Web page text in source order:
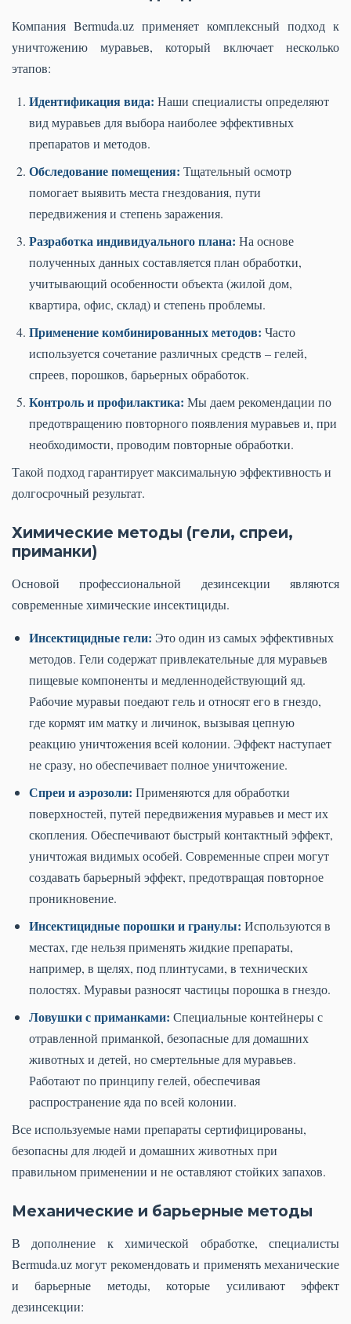
Компания Bermuda.uz применяет комплексный подход к
уничтожению муравьев, который включает несколько
этапов:
Идентификация вида: Наши специалисты определяют
вид муравьев для выбора наиболее эффективных
препаратов и методов.
Обследование помещения: Тщательный осмотр
помогает выявить места гнездования, пути
передвижения и степень заражения.
Разработка индивидуального плана: На основе
полученных данных составляется план обработки,
учитывающий особенности объекта (жилой дом,
квартира, офис, склад) и степень проблемы.
Применение комбинированных методов: Часто
используется сочетание различных средств – гелей,
спреев, порошков, барьерных обработок.
Контроль и профилактика: Мы даем рекомендации по
предотвращению повторного появления муравьев и, при
необходимости, проводим повторные обработки.
Такой подход гарантирует максимальную эффективность и
долгосрочный результат.
Химические методы (гели, спреи,
приманки)
Основой профессиональной дезинсекции являются
современные химические инсектициды.
Инсектицидные гели: Это один из самых эффективных
методов. Гели содержат привлекательные для муравьев
пищевые компоненты и медленнодействующий яд.
Рабочие муравьи поедают гель и относят его в гнездо,
где кормят им матку и личинок, вызывая цепную
реакцию уничтожения всей колонии. Эффект наступает
не сразу, но обеспечивает полное уничтожение.
Спреи и аэрозоли: Применяются для обработки
поверхностей, путей передвижения муравьев и мест их
скопления. Обеспечивают быстрый контактный эффект,
уничтожая видимых особей. Современные спреи могут
создавать барьерный эффект, предотвращая повторное
проникновение.
Инсектицидные порошки и гранулы: Используются в
местах, где нельзя применять жидкие препараты,
например, в щелях, под плинтусами, в технических
полостях. Муравьи разносят частицы порошка в гнездо.
Ловушки с приманками: Специальные контейнеры с
отравленной приманкой, безопасные для домашних
животных и детей, но смертельные для муравьев.
Работают по принципу гелей, обеспечивая
распространение яда по всей колонии.
Все используемые нами препараты сертифицированы,
безопасны для людей и домашних животных при
правильном применении и не оставляют стойких запахов.
Механические и барьерные методы
В дополнение к химической обработке, специалисты
Bermuda.uz могут рекомендовать и применять механические
и барьерные методы, которые усиливают эффект
дезинсекции: